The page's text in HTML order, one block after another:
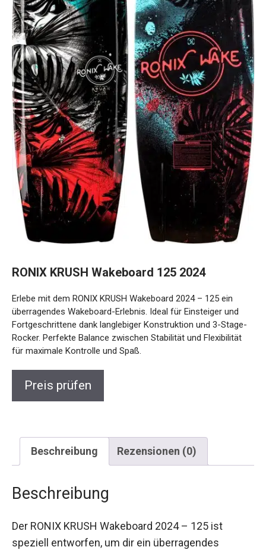
RONIX KRUSH Wakeboard 125 2024
Erlebe mit dem RONIX KRUSH Wakeboard 2024 – 125 ein
überragendes Wakeboard-Erlebnis. Ideal für Einsteiger und
Fortgeschrittene dank langlebiger Konstruktion und 3-Stage-
Rocker. Perfekte Balance zwischen Stabilität und Flexibilität
für maximale Kontrolle und Spaß.
Preis prüfen
Beschreibung Rezensionen (0)
Beschreibung
Der RONIX KRUSH Wakeboard 2024 – 125 ist
speziell entworfen, um dir ein überragendes